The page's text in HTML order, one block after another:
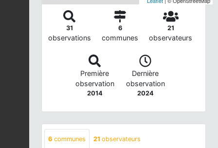
31
observations
6
communes
21
observateurs
Première
observation
2014
Dernière
observation
2024
6 communes 21 observateurs